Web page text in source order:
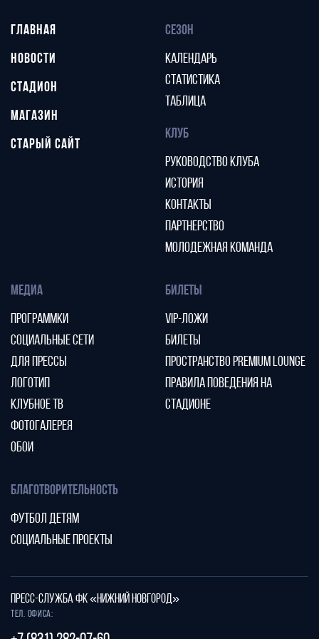
ГЛАВНАЯ
НОВОСТИ
СТАДИОН
МАГАЗИН
СТАРЫЙ САЙТ
СЕЗОН
КАЛЕНДАРЬ
СТАТИСТИКА
ТАБЛИЦА
КЛУБ
РУКОВОДСТВО КЛУБА
ИСТОРИЯ
КОНТАКТЫ
ПАРТНЕРСТВО
МОЛОДЕЖНАЯ КОМАНДА
МЕДИА
ПРОГРАММКИ
СОЦИАЛЬНЫЕ СЕТИ
ДЛЯ ПРЕССЫ
ЛОГОТИП
КЛУБНОЕ ТВ
ФОТОГАЛЕРЕЯ
ОБОИ
БИЛЕТЫ
VIP-ЛОЖИ
БИЛЕТЫ
ПРОСТРАНСТВО PREMIUM LOUNGE
ПРАВИЛА ПОВЕДЕНИЯ НА
СТАДИОНЕ
БЛАГОТВОРИТЕЛЬНОСТЬ
ФУТБОЛ ДЕТЯМ
СОЦИАЛЬНЫЕ ПРОЕКТЫ
ПРЕСС-СЛУЖБА ФК «НИЖНИЙ НОВГОРОД»
Тел. офиса: